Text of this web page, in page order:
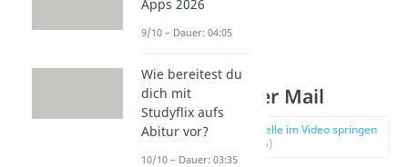
Feedback per Mail
zur Stelle im Video springen
(00:36)
Apps 2026
9/10 – Dauer: 04:05
Wie bereitest du
dich mit
Studyflix aufs
Abitur vor?
10/10 – Dauer: 03:35